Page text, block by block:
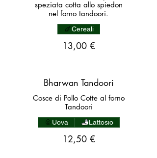
speziata cotta allo spiedon
nel forno tandoori.
13,00 €
Cereali
Bharwan Tandoori
Cosce di Pollo Cotte al forno
Tandoori
12,50 €
Uova Lattosio